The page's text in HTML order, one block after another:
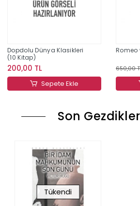
Dopdolu Dünya Klasikleri
(10 Kitap)
200,00 TL
Sepete Ekle
Romeo
650,00
Son
Tükendi